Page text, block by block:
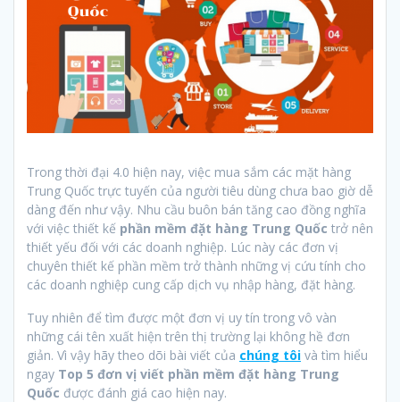
Trong thời đại 4.0 hiện nay, việc mua sắm các mặt hàng
Trung Quốc trực tuyến của người tiêu dùng chưa bao giờ dễ
dàng đến như vậy. Nhu cầu buôn bán tăng cao đồng nghĩa
với việc thiết kế phần mềm đặt hàng Trung Quốc trở nên
thiết yếu đối với các doanh nghiệp. Lúc này các đơn vị
chuyên thiết kế phần mềm trở thành những vị cứu tính cho
các doanh nghiệp cung cấp dịch vụ nhập hàng, đặt hàng.
Tuy nhiên để tìm được một đơn vị uy tín trong vô vàn
những cái tên xuất hiện trên thị trường lại không hề đơn
giản. Vì vậy hãy theo dõi bài viết của chúng tôi và tìm hiểu
ngay Top 5 đơn vị viết phần mềm đặt hàng Trung
Quốc được đánh giá cao hiện nay.